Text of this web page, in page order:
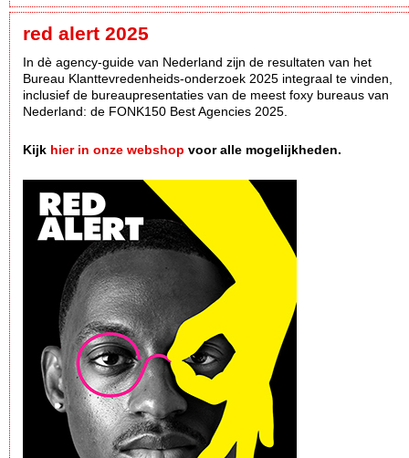
red alert 2025
In dè agency-guide van Nederland zijn de resultaten van het
Bureau Klanttevredenheids-onderzoek 2025 integraal te vinden,
inclusief de bureaupresentaties van de meest foxy bureaus van
Nederland: de FONK150 Best Agencies 2025.
Kijk hier in onze webshop voor alle mogelijkheden.